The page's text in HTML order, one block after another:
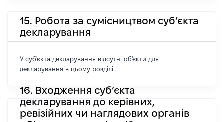
15. Робота за сумісництвом суб’єкта
декларування
У суб'єкта декларування відсутні об'єкти для
декларування в цьому розділі.
16. Входження суб’єкта
декларування до керівних,
ревізійних чи наглядових органів